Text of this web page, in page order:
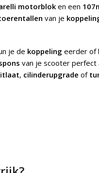
motorblok en een
van je
je de koppeling eerder of
van je scooter
, cilinderupgrade of